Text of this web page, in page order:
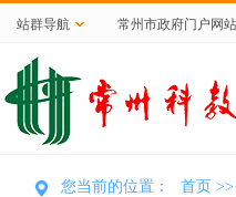
站群导航 常州市政府门户网站
您当前的位置： 首页 >>